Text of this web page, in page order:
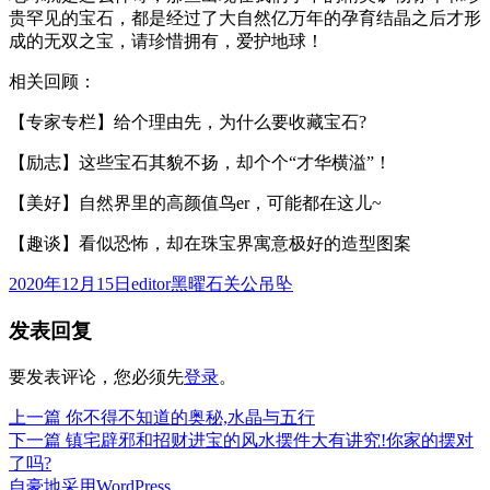
贵罕见的宝石，都是经过了大自然亿万年的孕育结晶之后才形
成的无双之宝，请珍惜拥有，爱护地球！
相关回顾：
【专家专栏】给个理由先，为什么要收藏宝石?
【励志】这些宝石其貌不扬，却个个“才华横溢”！
【美好】自然界里的高颜值鸟er，可能都在这儿~
【趣谈】看似恐怖，却在珠宝界寓意极好的造型图案
发
于
2020年12月15日 作
editor分
黑曜石关公吊坠
发表回复
要发表评论，您必须先登录。
文
章
上一篇 上
篇
章：
你不得不知道的奥秘,水晶与五行
下一篇 下
文
镇宅辟邪和招财进宝的风水摆件大有讲究!你家的摆对
了吗?
自豪地采用WordPress